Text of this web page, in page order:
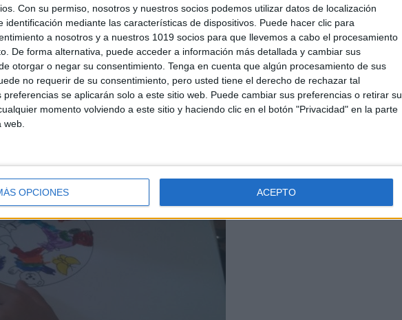
Con su permiso, nosotros y nuestros socios podemos utilizar datos de localización
identificación mediante las características de dispositivos. Puede hacer clic para
a nosotros y a nuestros 1019 socios para que llevemos a cabo el procesamiento
De forma alternativa, puede acceder a información más detallada y cambiar sus
otorgar o negar su consentimiento. Tenga en cuenta que algún procesamiento de sus
no requerir de su consentimiento, pero usted tiene el derecho de rechazar tal
preferencias se aplicarán solo a este sitio web. Puede cambiar sus preferencias o retirar su
momento volviendo a este sitio y haciendo clic en el botón "Privacidad" en la parte
OPCIONES ACEPTO
REALIZADA